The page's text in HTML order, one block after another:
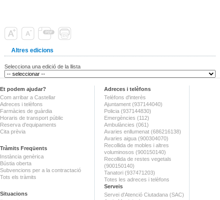
Altres edicions
Selecciona una edició de la llista
Et podem ajudar?
Com arribar a Castellar
Adreces i telèfons
Farmàcies de guàrdia
Horaris de transport públic
Reserva d'equipaments
Cita prèvia
Tràmits Freqüents
Instància genèrica
Bústia oberta
Subvencions per a la contractació
Tots els tràmits
Situacions
Adreces i telèfons
Telèfons d'interès
Ajuntament (937144040)
Policia (937144830)
Emergències (112)
Ambulàncies (061)
Avaries enllumenat (686216138)
Avaries aigua (900304070)
Recollida de mobles i altres
voluminosos (900150140)
Recollida de restes vegetals
(900150140)
Tanatori (937471203)
Totes les adreces i telèfons
Serveis
Servei d'Atenció Ciutadana (SAC)